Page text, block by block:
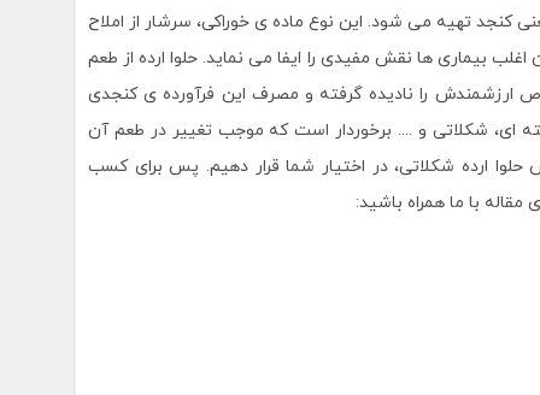
تهیه می شود. این نوع ماده ی خوراکی، سرشار از املاح
بیماری ها نقش مفیدی را ایفا می نماید. حلوا ارده از طعم
ارزشمندش را نادیده گرفته و مصرف این فرآورده ی کنجدی
ای، شکلاتی و .... برخوردار است که موجب تغییر در طعم آن
حلوا ارده شکلاتی، در اختیار شما قرار دهیم. پس برای کسب
با ما همراه باشید: